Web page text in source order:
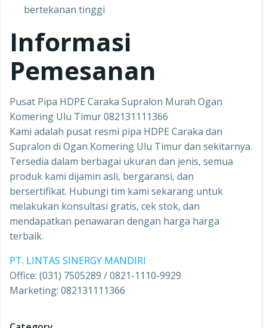
bertekanan tinggi
Informasi
Pemesanan
Pusat Pipa HDPE Caraka Supralon Murah Ogan
Komering Ulu Timur 082131111366
Kami adalah pusat resmi pipa HDPE Caraka dan
Supralon di Ogan Komering Ulu Timur dan sekitarnya.
Tersedia dalam berbagai ukuran dan jenis, semua
produk kami dijamin asli, bergaransi, dan
bersertifikat. Hubungi tim kami sekarang untuk
melakukan konsultasi gratis, cek stok, dan
mendapatkan penawaran dengan harga harga
terbaik.
PT. LINTAS SINERGY MANDIRI
Office: (031) 7505289 / 0821-1110-9929
Marketing: 082131111366